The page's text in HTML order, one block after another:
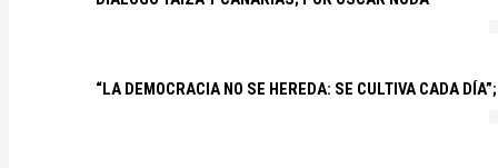
“LA DEMOCRACIA NO SE HEREDA: SE CULTIVA CADA